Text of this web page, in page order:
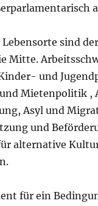
sind
Mitte.
und
Mietenpolitik ,
Asyl und
und
alternative
für ein